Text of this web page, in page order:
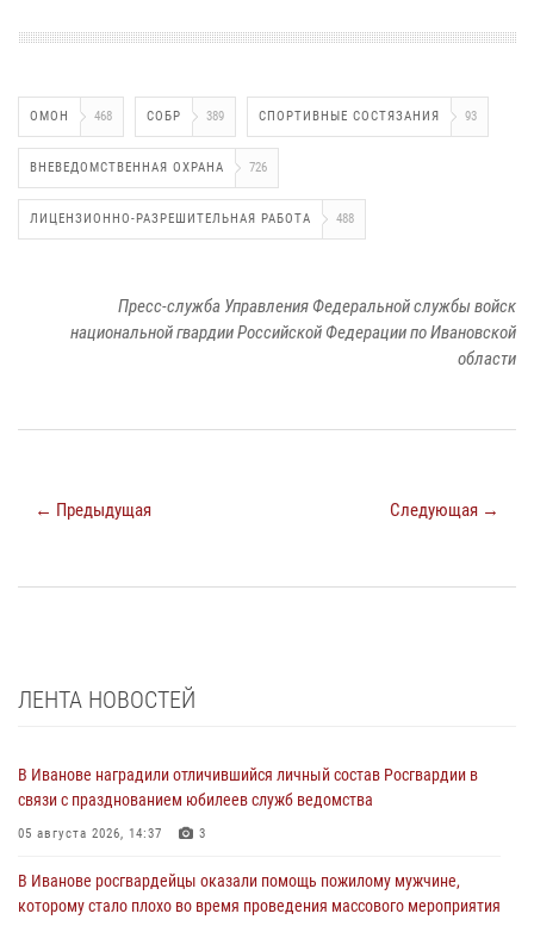
ОМОН 468 СОБР 389 СПОРТИВНЫЕ СОСТЯЗАНИЯ 93
ВНЕВЕДОМСТВЕННАЯ ОХРАНА 726
ЛИЦЕНЗИОННО-РАЗРЕШИТЕЛЬНАЯ РАБОТА 488
Пресс-служба Управления Федеральной службы войск
национальной гвардии Российской Федерации по Ивановской
области
← Предыдущая Следующая →
ЛЕНТА НОВОСТЕЙ
В Иванове наградили отличившийся личный состав Росгвардии в
связи с празднованием юбилеев служб ведомства
05 августа 2026, 14:37 3
В Иванове росгвардейцы оказали помощь пожилому мужчине,
которому стало плохо во время проведения массового мероприятия